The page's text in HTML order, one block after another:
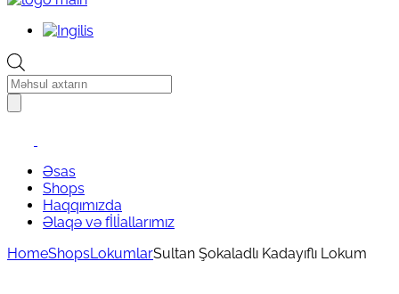
Products
search
Əsas
Shops
Haqqımızda
Əlaqə və fİlİallarımız
HomeShopsLokumlarSultan Şokaladlı Kadayıflı Lokum